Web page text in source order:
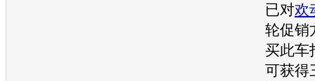
已对欢
轮促销
买此车
可获得